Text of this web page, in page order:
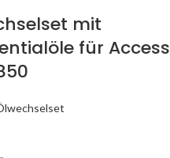
mit
für Access